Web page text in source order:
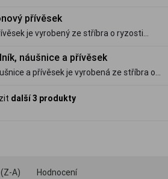
přívěsek
je vyrobený ze stříbra o ryzosti
náušnice a přívěsek
a přívěsek je vyrobená ze stříbra o
další 3 produkty
A) Hodnocení